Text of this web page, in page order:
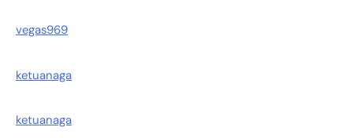
vegas969
ketuanaga
ketuanaga